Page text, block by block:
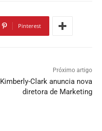
Pinterest
Próximo artigo
Kimberly-Clark anuncia nova
diretora de Marketing